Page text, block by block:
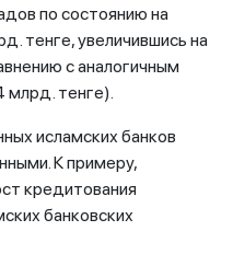
по состоянию на
тенге, увеличившись на
с аналогичным
млрд. тенге).
исламских банков
К примеру,
кредитования
банковских